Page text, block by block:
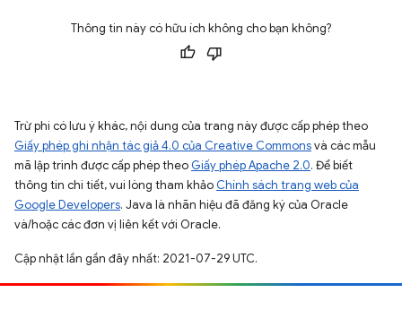
Thông tin này có hữu ích không cho bạn không?
Trừ phi có lưu ý khác, nội dung của trang này được cấp phép theo
Giấy phép ghi nhận tác giả 4.0 của Creative Commonsvà các mẫu
mã lập trình được cấp phép theo Giấy phép Apache 2.0. Để biết
thông tin chi tiết, vui lòng tham khảo Chính sách trang web của
Google Developers. Java là nhãn hiệu đã đăng ký của Oracle
và/hoặc các đơn vị liên kết với Oracle.
Cập nhật lần gần đây nhất: 2021-07-29 UTC.